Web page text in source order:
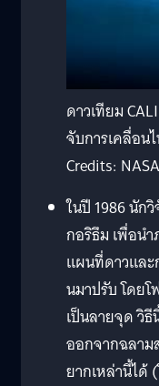
ดาวเทียม
จับการเคลื่อน
Credits:
ในปี 1986 นั
กอริธึม เพื่อน
แผนที่ดาวแล
นมาปรับ โดย
เป็นลายจุด วิ
ออกจากฉลา
ยากเหล่านี้ได้